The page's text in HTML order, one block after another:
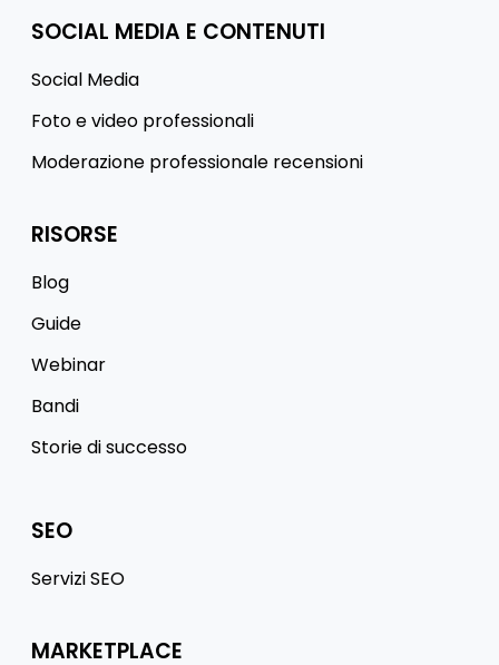
SOCIAL MEDIA E CONTENUTI
Social Media
Foto e video professionali
Moderazione professionale recensioni
RISORSE
Blog
Guide
Webinar
Bandi
Storie di successo
SEO
Servizi SEO
MARKETPLACE